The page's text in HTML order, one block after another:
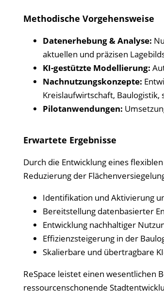
Methodische Vorgehensweise
Datenerhebung & Analyse:
aktuellen und präzisen
KI-gestützte Modellierung:
Nachnutzungskonzepte:
Kreislaufwirtschaft,
Pilotanwendungen:
Erwartete Ergebnisse
Durch die Entwicklung eines
Reduzierung der
Identifikation und Aktivierung
Bereitstellung datenbasierter
Entwicklung nachhaltiger
Effizienzsteigerung in der
Skalierbare und übertragbare
ReSpace leistet einen wesentlichen
ressourcenschonende